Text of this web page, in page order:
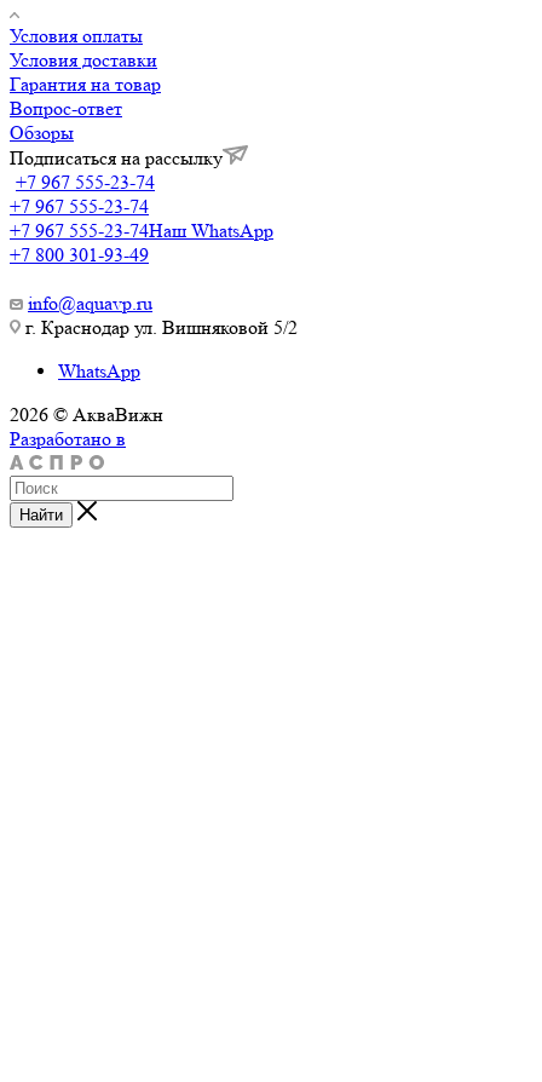
Условия оплаты
Условия доставки
Гарантия на товар
Вопрос-ответ
Обзоры
Подписаться на рассылку
+7 967 555-23-74
+7 967 555-23-74
+7 967 555-23-74Наш WhatsApp
+7 800 301-93-49
info@aquavp.ru
г. Краснодар ул. Вишняковой 5/2
WhatsApp
2026 © АкваВижн
Разработано в
Найти